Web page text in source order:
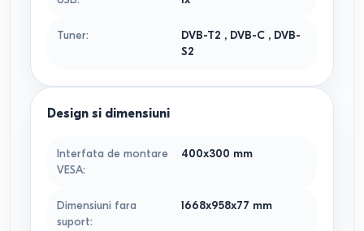
Tuner: DVB-T2 , DVB-C , DVB-
S2
Design si dimensiuni
Interfata de montare
VESA:
400x300 mm
Dimensiuni fara
suport:
1668x958x77 mm